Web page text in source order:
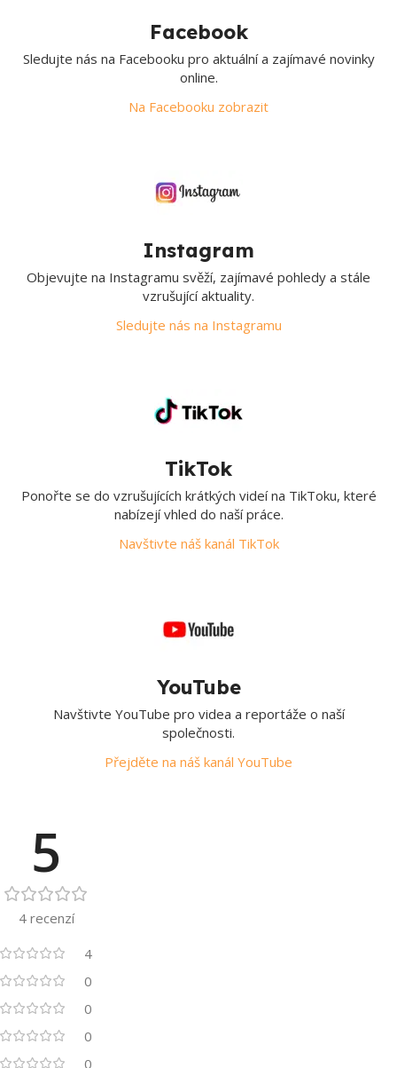
Facebook
Sledujte nás na Facebooku pro aktuální a zajímavé novinky
online.
Na Facebooku zobrazit
Instagram
Objevujte na Instagramu svěží, zajímavé pohledy a stále
vzrušující aktuality.
Sledujte nás na Instagramu
TikTok
Ponořte se do vzrušujících krátkých videí na TikToku, které
nabízejí vhled do naší práce.
Navštivte náš kanál TikTok
YouTube
Navštivte YouTube pro videa a reportáže o naší
společnosti.
Přejděte na náš kanál YouTube
5
4 recenzí
4
0
0
0
0